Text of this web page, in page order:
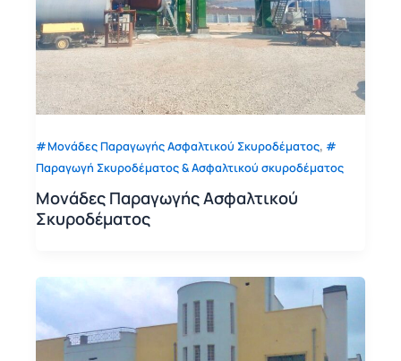
Μονάδες Παραγωγής Ασφαλτικού Σκυροδέματος,
Παραγωγή Σκυροδέματος & Ασφαλτικού σκυροδέματος
Μονάδες Παραγωγής Ασφαλτικού
Σκυροδέματος